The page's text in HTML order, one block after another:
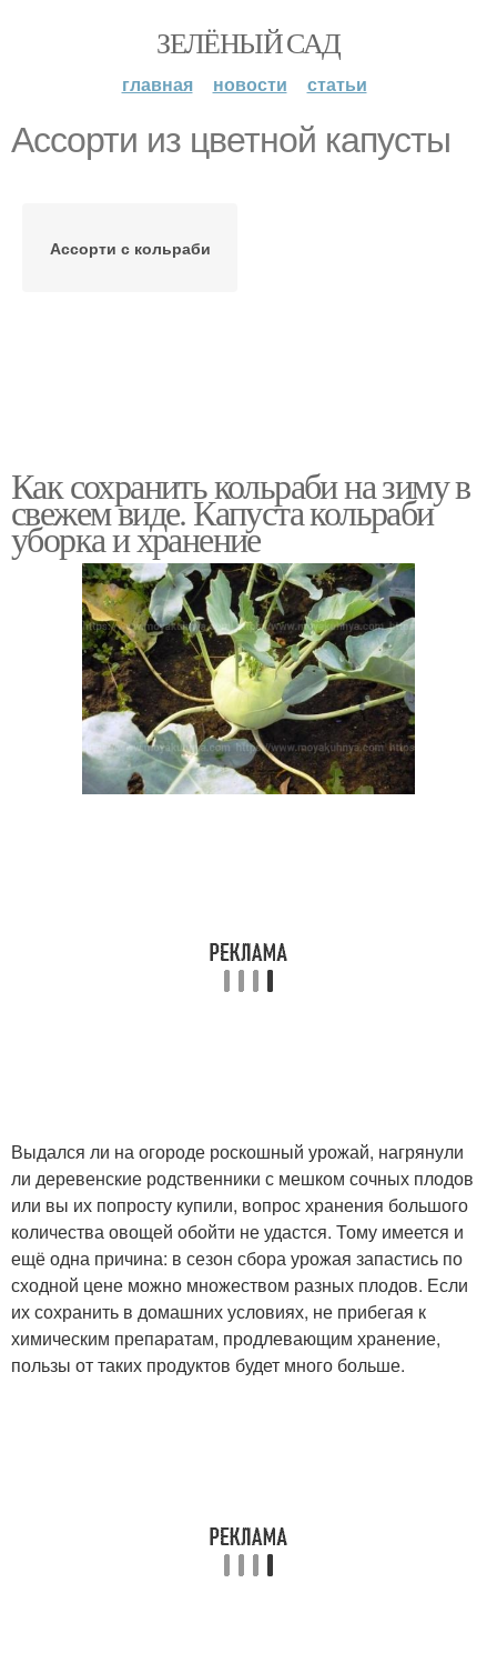
ЗЕЛЁНЫЙ САД
главная новости статьи
Ассорти из цветной капусты
Ассорти с кольраби
Как сохранить кольраби на зиму в
свежем виде. Капуста кольраби
уборка и хранение
Выдался ли на огороде роскошный урожай, нагрянули
ли деревенские родственники с мешком сочных плодов
или вы их попросту купили, вопрос хранения большого
количества овощей обойти не удастся. Тому имеется и
ещё одна причина: в сезон сбора урожая запастись по
сходной цене можно множеством разных плодов. Если
их сохранить в домашних условиях, не прибегая к
химическим препаратам, продлевающим хранение,
пользы от таких продуктов будет много больше.